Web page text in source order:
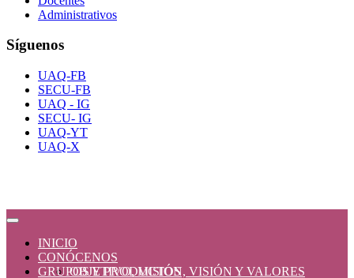
Administrativos
Síguenos
UAQ-FB
SECU-FB
UAQ - IG
SECU- IG
UAQ-YT
UAQ-X
INICIO
CONÓCENOS
OBJETIVO, MISIÓN, VISIÓN Y VALORES
GRUPOS Y PRODUCTOS